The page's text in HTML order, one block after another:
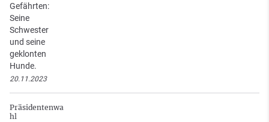
Gefährten:
Seine
Schwester
und seine
geklonten
Hunde.
20.11.2023
Präsidentenwa
hl